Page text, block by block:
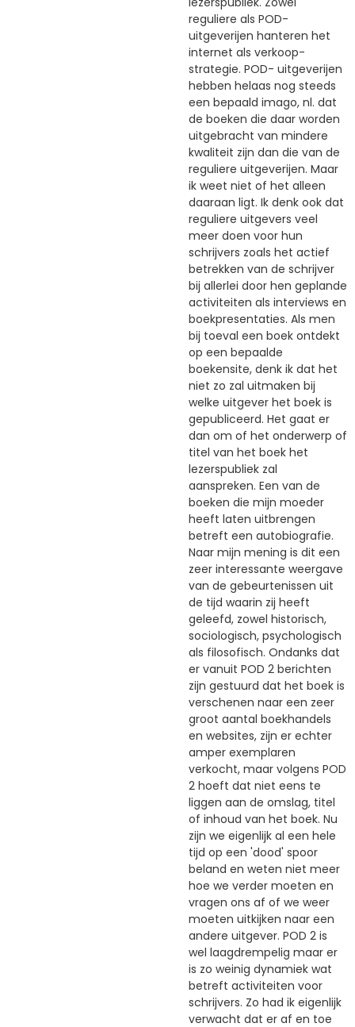
reguliere als POD-
uitgeverijen hanteren het
internet als verkoop-
strategie. POD- uitgeverijen
hebben helaas nog steeds
een bepaald imago, nl. dat
de boeken die daar worden
uitgebracht van mindere
kwaliteit zijn dan die van de
reguliere uitgeverijen. Maar
ik weet niet of het alleen
daaraan ligt. Ik denk ook dat
reguliere uitgevers veel
meer doen voor hun
schrijvers zoals het actief
betrekken van de schrijver
bij allerlei door hen geplande
activiteiten als interviews en
boekpresentaties. Als men
bij toeval een boek ontdekt
op een bepaalde
boekensite, denk ik dat het
niet zo zal uitmaken bij
welke uitgever het boek is
gepubliceerd. Het gaat er
dan om of het onderwerp of
titel van het boek het
lezerspubliek zal
aanspreken. Een van de
boeken die mijn moeder
heeft laten uitbrengen
betreft een autobiografie.
Naar mijn mening is dit een
zeer interessante weergave
van de gebeurtenissen uit
de tijd waarin zij heeft
geleefd, zowel historisch,
sociologisch, psychologisch
als filosofisch. Ondanks dat
er vanuit POD 2 berichten
zijn gestuurd dat het boek is
verschenen naar een zeer
groot aantal boekhandels
en websites, zijn er echter
amper exemplaren
verkocht, maar volgens POD
2 hoeft dat niet eens te
liggen aan de omslag, titel
of inhoud van het boek. Nu
zijn we eigenlijk al een hele
tijd op een 'dood' spoor
beland en weten niet meer
hoe we verder moeten en
vragen ons af of we weer
moeten uitkijken naar een
andere uitgever. POD 2 is
wel laagdrempelig maar er
is zo weinig dynamiek wat
betreft activiteiten voor
schrijvers. Zo had ik eigenlijk
verwacht dat er af en toe